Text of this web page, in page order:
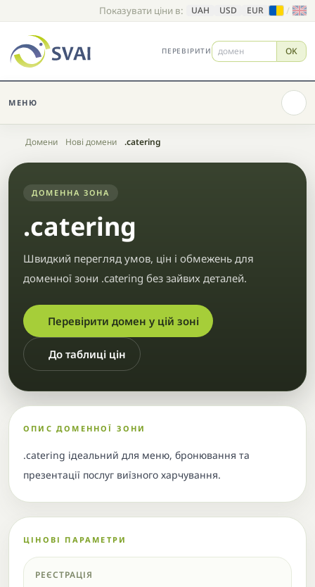
Показувати ціни в: UAH USD EUR /
ПЕРЕВІРИТИ OK
МЕНЮ
Головна
Домени Нові домени .catering
ДОМЕННА ЗОНА
.catering
Швидкий перегляд умов, цін і обмежень для
доменної зони .catering без зайвих деталей.
Перевірити домен у цій зоні
До таблиці цін
ОПИС ДОМЕННОЇ ЗОНИ
.catering ідеальний для меню, бронювання та
презентації послуг виїзного харчування.
ЦІНОВІ ПАРАМЕТРИ
РЕЄСТРАЦІЯ